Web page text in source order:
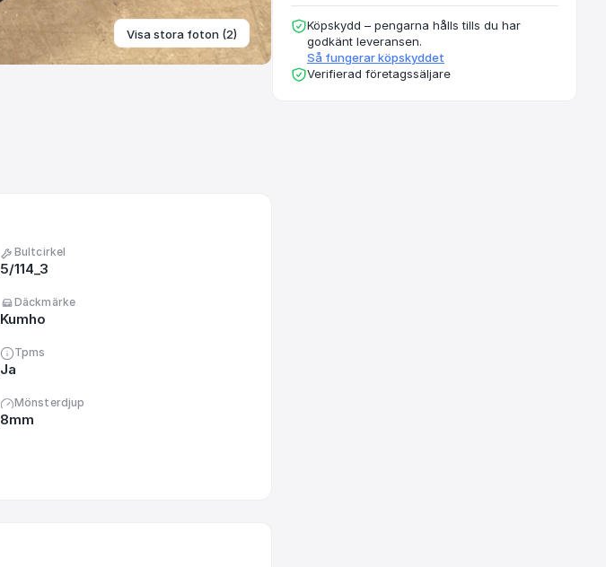
Visa stora foton (2)
Bultcirkel
5/114_3
Däckmärke
Kumho
Tpms
Ja
Mönsterdjup
8mm
Köpskydd – pengarna hålls tills du har
godkänt leveransen.
Så fungerar köpskyddet
Verifierad företagssäljare